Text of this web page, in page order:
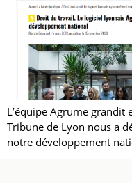
L’équipe Agrume
Tribune de Lyon nous a
notre développement